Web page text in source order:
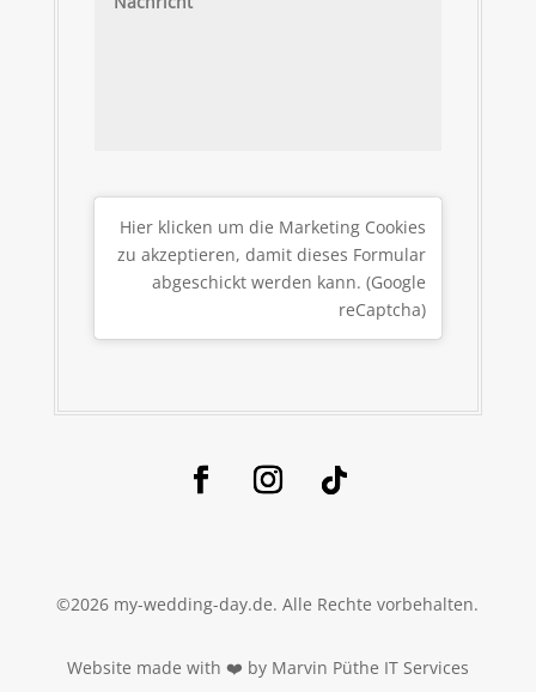
Hier klicken um die Marketing Cookies
zu akzeptieren, damit dieses Formular
abgeschickt werden kann. (Google
reCaptcha)
©2026 my-wedding-day.de. Alle Rechte vorbehalten.
Website made with ❤️ by Marvin Püthe IT Services